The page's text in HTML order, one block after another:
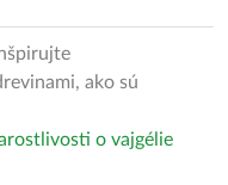
ako sú
o vajgélie